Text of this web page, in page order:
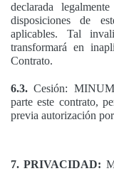
declarada
disposiciones de
aplicables. Tal
transformará en
Contrato.
6.3. Cesión:
parte este contrato,
previa autorización
7. PRIVACIDAD: